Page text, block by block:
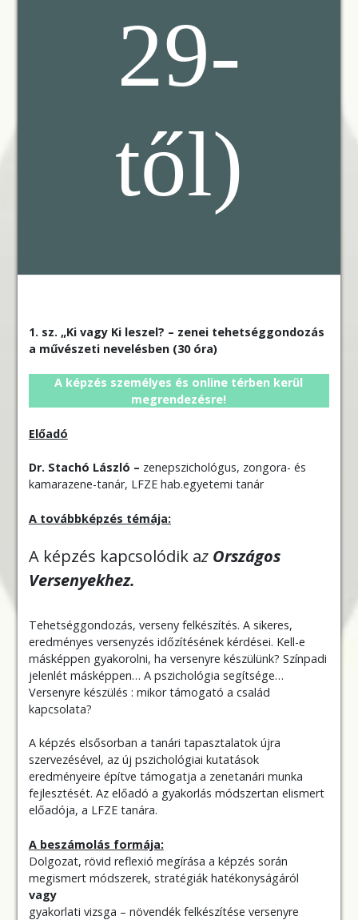
29-
től)
1. sz. „Ki vagy Ki leszel? – zenei tehetséggondozás
a művészeti nevelésben (30 óra)
A képzés személyes és online térben kerül
megrendezésre!
Előadó
Dr. Stachó László – zenepszichológus, zongora- és
kamarazene-tanár, LFZE hab.egyetemi tanár
A továbbképzés témája:
A képzés kapcsolódik azOrszágos
Versenyekhez.
Tehetséggondozás, verseny felkészítés. A sikeres,
eredményes versenyzés időzítésének kérdései. Kell-e
másképpen gyakorolni, ha versenyre készülünk? Színpadi
jelenlét másképpen… A pszichológia segítsége…
Versenyre készülés : mikor támogató a család
kapcsolata?
A képzés elsősorban a tanári tapasztalatok újra
szervezésével, az új pszichológiai kutatások
eredményeire építve támogatja a zenetanári munka
fejlesztését. Az előadó a gyakorlás módszertan elismert
előadója, a LFZE tanára.
A beszámolás formája:
Dolgozat, rövid reflexió megírása a képzés során
megismert módszerek, stratégiák hatékonyságáról
vagy
gyakorlati vizsga – növendék felkészítése versenyre